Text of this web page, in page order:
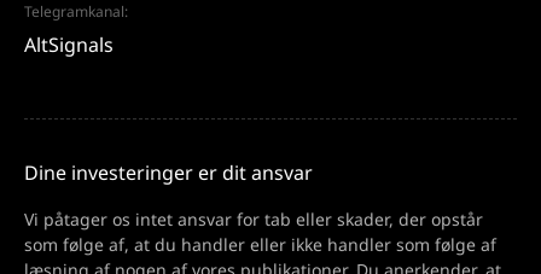
Telegramkanal:
AltSignals
Dine investeringer er dit ansvar
Vi påtager os intet ansvar for tab eller skader, der opstår
som følge af, at du handler eller ikke handler som følge af